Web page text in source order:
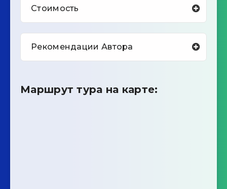
Стоимость
Рекомендации Автора
Маршрут тура на карте: